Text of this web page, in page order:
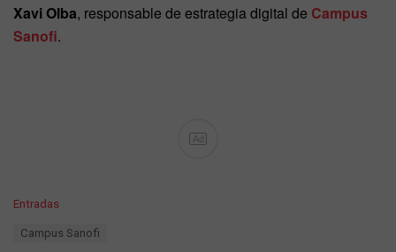
Xavi Olba, responsable de estrategia digital de Campus
Sanofi.
Ad
C
Entradas
Campus Sanofi